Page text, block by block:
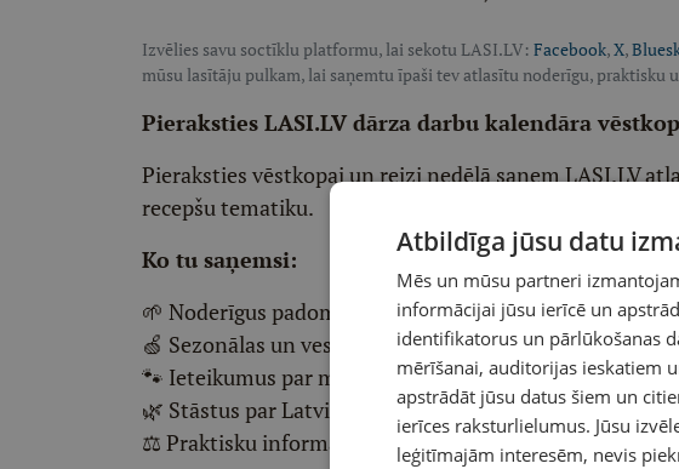
Izvēlies savu soctīklu platformu, lai sekotu LASI.LV: Facebook,X,
mūsu lasītāju pulkam, lai saņemtu īpaši tev atlasītu noderīgu, praktisku
Pieraksties LASI.LV dārza darbu kalendāra
Pieraksties vēstkopai un reizi nedēļā saņem LASI.LV
recepšu tematiku.
Ko tu saņemsi:
🌱 Noderīgus padomus par dārza un mājas kopšanu,
🍏 Sezonālas un veselīgas receptes
🐾 Ieteikumus par mājdzīvnieku aprūpi
🌿 Stāstus par Latvijas dabu un vidi
⚖️ Praktisku informāciju par tiesībām un ikdienas
Atbildīga jūsu datu
Mēs un mūsu partneri
informācijai jūsu ierīcē un
identifikatorus un pārlūkošanas
mērīšanai, auditorijas ieskatiem
apstrādāt jūsu datus šiem un
ierīces raksturlielumus. Jūsu
leģitīmajām interesēm, nevis